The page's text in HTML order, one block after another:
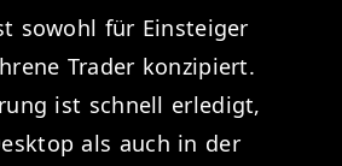
sowohl für Einsteiger
Trader konzipiert.
ist schnell erledigt,
als auch in der